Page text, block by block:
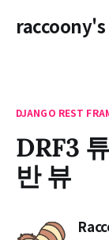
DJANGO REST
DRF3
반 뷰